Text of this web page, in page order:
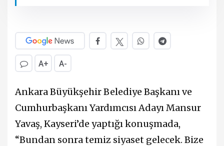
A+ A-
Ankara Büyükşehir Belediye Başkanı ve
Cumhurbaşkanı Yardımcısı Adayı Mansur
Yavaş, Kayseri’de yaptığı konuşmada,
“Bundan sonra temiz siyaset gelecek. Bize